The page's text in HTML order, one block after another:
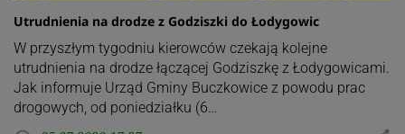
Utrudnienia na drodze z Godziszki do Łodygowic
W przyszłym tygodniu kierowców czekają kolejne
utrudnienia na drodze łączącej Godziszkę z Łodygowicami.
Jak informuje Urząd Gminy Buczkowice z powodu prac
drogowych, od poniedziałku (6…